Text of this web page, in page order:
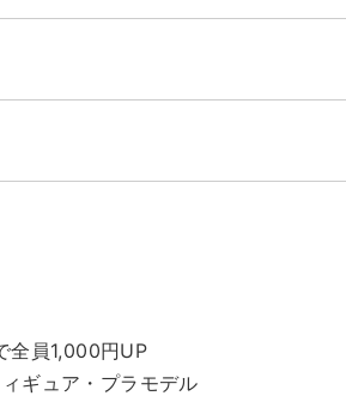
全員1,000円UP
ギュア・プラモデル